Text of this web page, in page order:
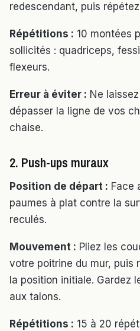
redescendant, puis
Répétitions : 10 montées
sollicités : quadriceps,
flexeurs.
Erreur à éviter : Ne
dépasser la ligne de vos
chaise.
2. Push-ups muraux
Position de départ : Face
paumes à plat contre la
reculés.
Mouvement : Pliez les
votre poitrine du mur, puis
la position initiale. Gardez
aux talons.
Répétitions : 15 à 20